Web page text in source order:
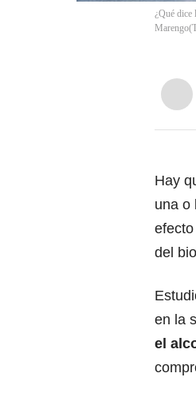
¿Qué dice
Marengo(
Hay
una o
del
en la
el